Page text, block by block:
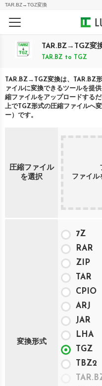
TAR.BZ→TGZ変換
TAR.BZ → TGZ変
TAR.BZ to TGZ
TAR.BZ→ TGZ変換は、 TAR.BZ
ァイルに変換できるツールを提
縮ファイルをアップロードする
上でTGZ形式の圧縮ファイルへ
ー）です。
圧縮ファイル
を選択
ファイル
変換形式
7Z
RAR
ZIP
TAR
CPIO
ARJ
JAR
LHA
TGZ
TBZ2